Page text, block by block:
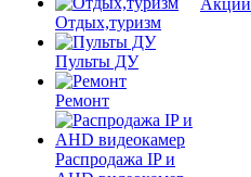
Отдых,туризм
Пульты ДУ
Ремонт
Распродажа IP и
Акции